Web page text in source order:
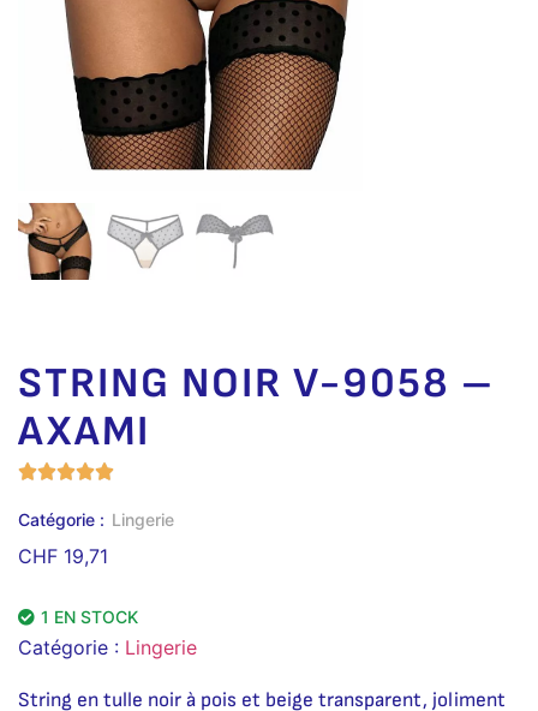
STRING NOIR V-9058 –
AXAMI
Catégorie : Lingerie
CHF 19,71
1 EN STOCK
Catégorie : Lingerie
String en tulle noir à pois et beige transparent, joliment